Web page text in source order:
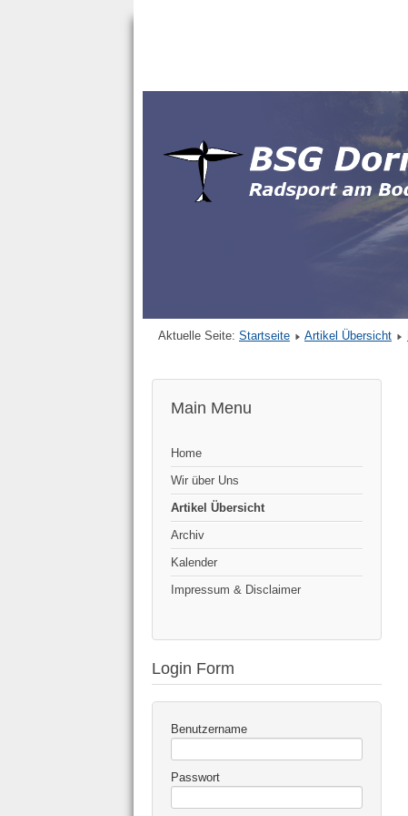
Aktuelle Seite: Startseite Artikel Übersicht
Main Menu
Home
Wir über Uns
Artikel Übersicht
Archiv
Kalender
Impressum & Disclaimer
Login Form
Benutzername
Passwort